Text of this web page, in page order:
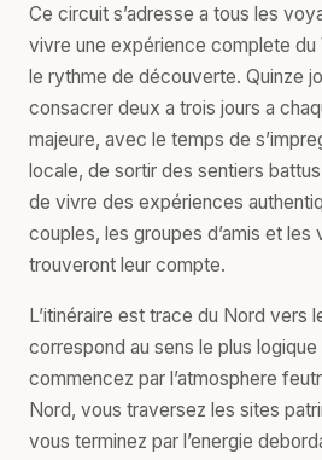
Ce circuit s’adresse a tous les
vivre une expérience complete du
le rythme de découverte. Quinze
consacrer deux a trois jours a
majeure, avec le temps de
locale, de sortir des sentiers
de vivre des expériences
couples, les groupes d’amis et les
trouveront leur compte.
L’itinéraire est trace du Nord vers
correspond au sens le plus
commencez par l’atmosphere
Nord, vous traversez les sites
vous terminez par l’energie